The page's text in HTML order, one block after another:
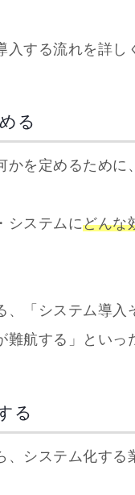
する流れを詳し
る
かを定めるため
・システムにどんな
、「システム導
航する」といっ
る
、システム化する